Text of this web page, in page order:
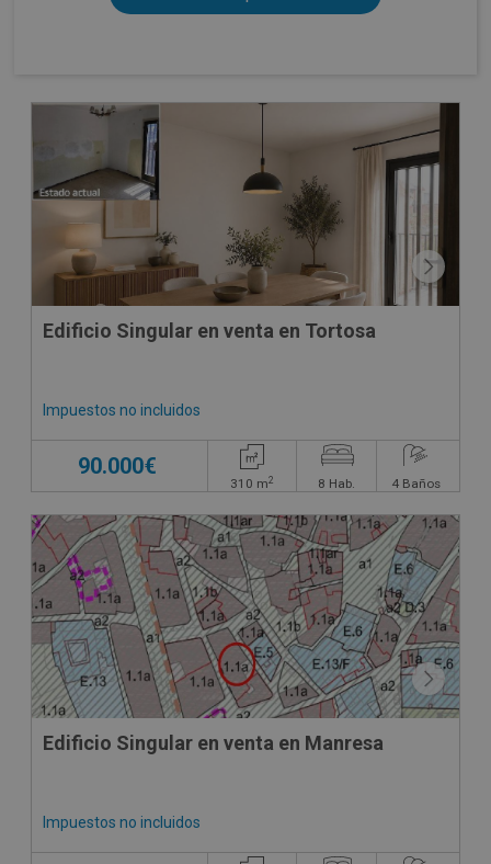
Edificio Singular en venta en Tortosa
Impuestos no incluidos
90.000€
310 m2 8 Hab. 4 Baños
Edificio Singular en venta en Manresa
Impuestos no incluidos